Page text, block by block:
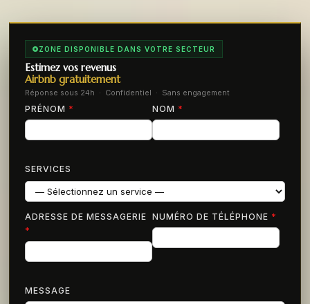
ZONE DISPONIBLE DANS VOTRE SECTEUR
Estimez vos revenus
Airbnb gratuitement
Réponse sous 24h · Confidentiel · Sans engagement
PRÉNOM * NOM *
SERVICES
ADRESSE DE MESSAGERIE
*
NUMÉRO DE TÉLÉPHONE *
MESSAGE